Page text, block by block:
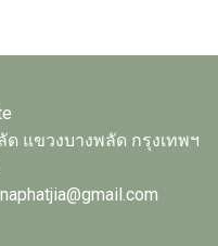
แขวงบางพลัด กรุงเทพฯ